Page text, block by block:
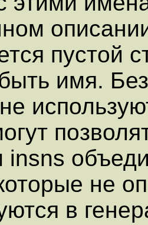
пустой
имя.
insns
не
в